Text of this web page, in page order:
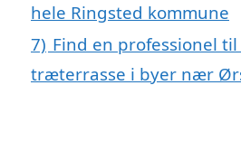
hele Ringsted kommune
7) Find en professionel
træterrasse i byer nær